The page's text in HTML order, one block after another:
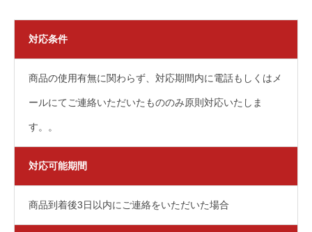
対応条件
商品の使用有無に関わらず、対応期間内に電話もしくはメ
ールにてご連絡いただいたもののみ原則対応いたしま
す。。
対応可能期間
商品到着後3日以内にご連絡をいただいた場合